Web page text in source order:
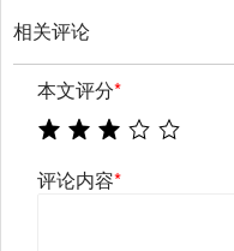
相关评论
本文评分*
评论内容*